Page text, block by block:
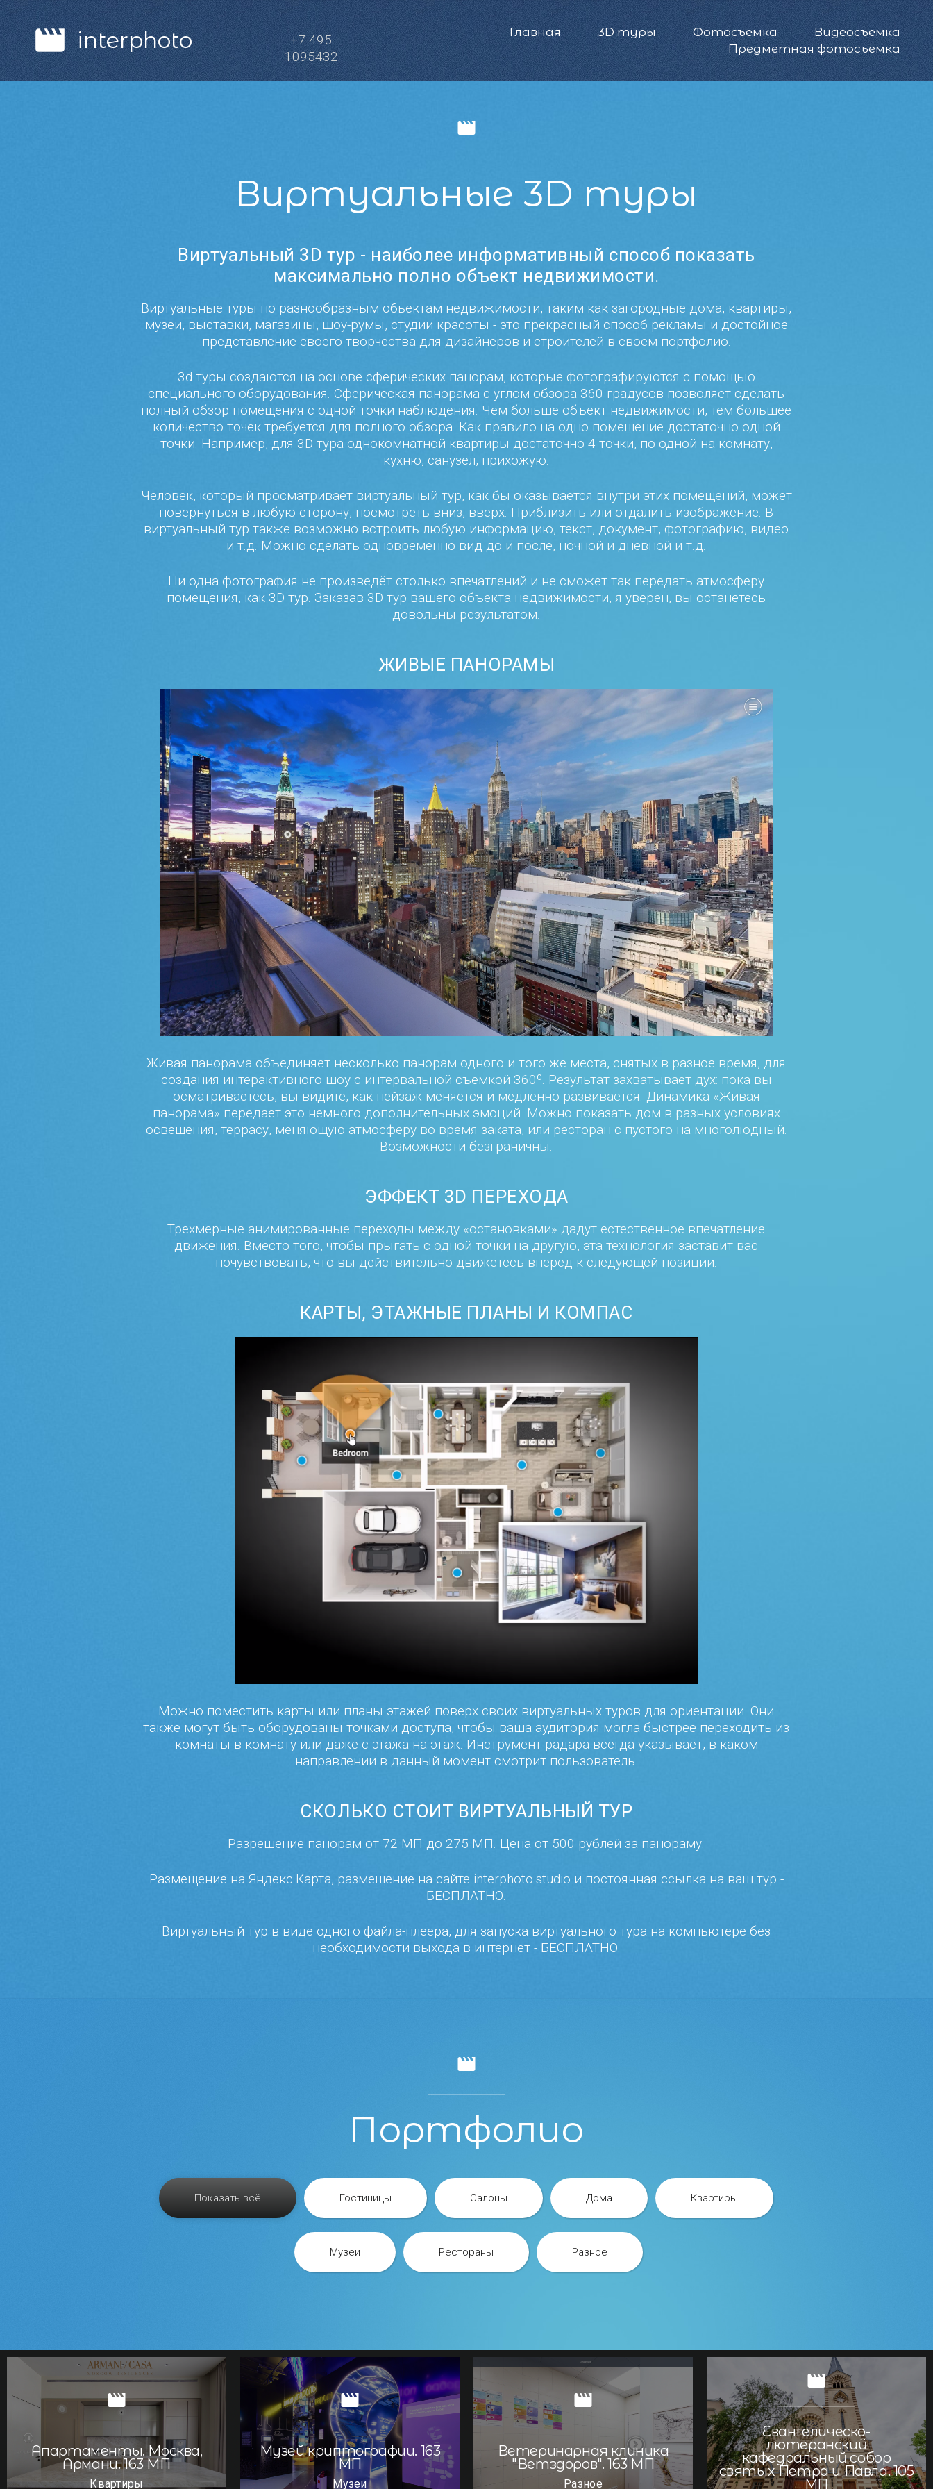
interphoto
+7 495
1095432
Главная 3D туры Фотосъёмка
Видеосъёмка
Предметная фотосъёмка
Виртуальные 3D туры
Виртуальный 3D тур - наиболее информативный способ показать
максимально полно объект недвижимости.
Виртуальные туры по разнообразным обьектам недвижимости, таким как загородные дома, квартиры,
музеи, выставки, магазины, шоу-румы, студии красоты - это прекрасный способ рекламы и достойное
представление своего творчества для дизайнеров и строителей в своем портфолио.
3d туры создаются на основе сферических панорам, которые фотографируются с помощью
специального оборудования. Сферическая панорама с углом обзора 360 градусов позволяет сделать
полный обзор помещения с одной точки наблюдения. Чем больше объект недвижимости, тем большее
количество точек требуется для полного обзора. Как правило на одно помещение достаточно одной
точки. Например, для 3D тура однокомнатной квартиры достаточно 4 точки, по одной на комнату,
кухню, санузел, прихожую.
Человек, который просматривает виртуальный тур, как бы оказывается внутри этих помещений, может
повернуться в любую сторону, посмотреть вниз, вверх. Приблизить или отдалить изображение. В
виртуальный тур также возможно встроить любую информацию, текст, документ, фотографию, видео
и т.д. Можно сделать одновременно вид до и после, ночной и дневной и т.д.
Ни одна фотография не произведёт столько впечатлений и не сможет так передать атмосферу
помещения, как 3D тур. Заказав 3D тур вашего объекта недвижимости, я уверен, вы останетесь
довольны результатом.
ЖИВЫЕ ПАНОРАМЫ
Живая панорама объединяет несколько панорам одного и того же места, снятых в разное время, для
создания интерактивного шоу с интервальной съемкой 360º. Результат захватывает дух: пока вы
осматриваетесь, вы видите, как пейзаж меняется и медленно развивается. Динамика «Живая
панорама» передает это немного дополнительных эмоций. Можно показать дом в разных условиях
освещения, террасу, меняющую атмосферу во время заката, или ресторан с пустого на многолюдный.
Возможности безграничны.
ЭФФЕКТ 3D ПЕРЕХОДА
Трехмерные анимированные переходы между «остановками» дадут естественное впечатление
движения. Вместо того, чтобы прыгать с одной точки на другую, эта технология заставит вас
почувствовать, что вы действительно движетесь вперед к следующей позиции.
КАРТЫ, ЭТАЖНЫЕ ПЛАНЫ И КОМПАС
Можно поместить карты или планы этажей поверх своих виртуальных туров для ориентации. Они
также могут быть оборудованы точками доступа, чтобы ваша аудитория могла быстрее переходить из
комнаты в комнату или даже с этажа на этаж. Инструмент радара всегда указывает, в каком
направлении в данный момент смотрит пользователь.
СКОЛЬКО СТОИТ ВИРТУАЛЬНЫЙ ТУР
Разрешение панорам от 72 МП до 275 МП. Цена от 500 рублей за панораму.
Размещение на Яндекс.Карта, размещение на сайте interphoto.studio и постоянная ссылка на ваш тур -
БЕСПЛАТНО.
Виртуальный тур в виде одного файла-плеера, для запуска виртуального тура на компьютере без
необходимости выхода в интернет - БЕСПЛАТНО.
Портфолио
Показать всё Гостиницы Салоны Дома Квартиры
Музеи Рестораны Разное
Апартаменты. Москва,
Армани. 163 МП
Квартиры
Музей криптографии. 163
МП
Музеи
Ветеринарная клиника
"Ветздоров". 163 МП
Разное
Евангелическо-
лютеранский
кафедральный собор
святых Петра и Павла. 105
МП